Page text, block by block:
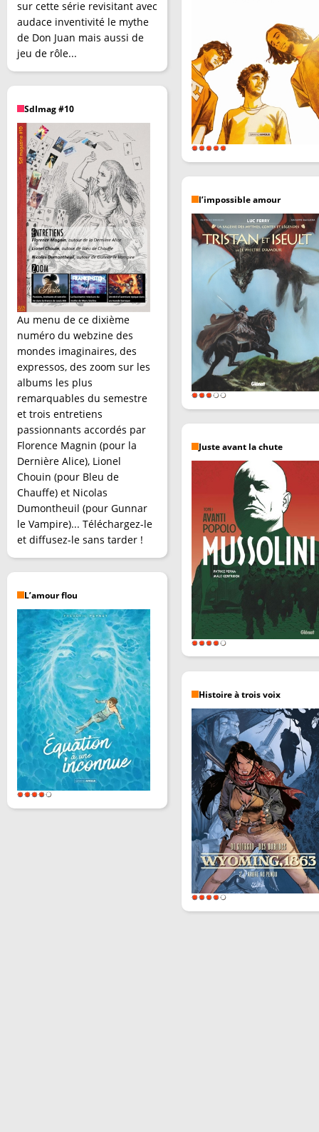
sur cette série revisitant avec
audace inventivité le mythe
de Don Juan mais aussi de
jeu de rôle...
SdImag #10
Au menu de ce dixième
numéro du webzine des
mondes imaginaires, des
expressos, des zoom sur les
albums les plus
remarquables du semestre
et trois entretiens
passionnants accordés par
Florence Magnin (pour la
Dernière Alice), Lionel
Chouin (pour Bleu de
Chauffe) et Nicolas
Dumontheuil (pour Gunnar
le Vampire)... Téléchargez-le
et diffusez-le sans tarder !
L’amour flou
l’impossible amour
Juste avant la chute
Histoire à trois voix